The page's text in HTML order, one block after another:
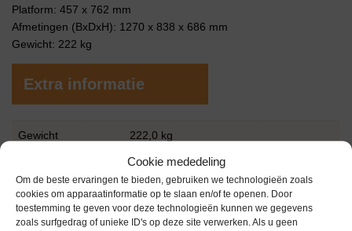
Cookie mededeling
Om de beste ervaringen te bieden, gebruiken we technologieën zoals
cookies om apparaatinformatie op te slaan en/of te openen. Door
toestemming te geven voor deze technologieën kunnen we gegevens
zoals surfgedrag of unieke ID's op deze site verwerken. Als u geen
Platform: 457 x 762 mm
Afmetingen (BxDxH): 1270 x 838 x 686 mm
Gewicht: 222 kg
Extra informatie
Gewicht 222,0 kg
6 maanden
Conditie Gebruikt in goede conditie
Bouwjaar 2002